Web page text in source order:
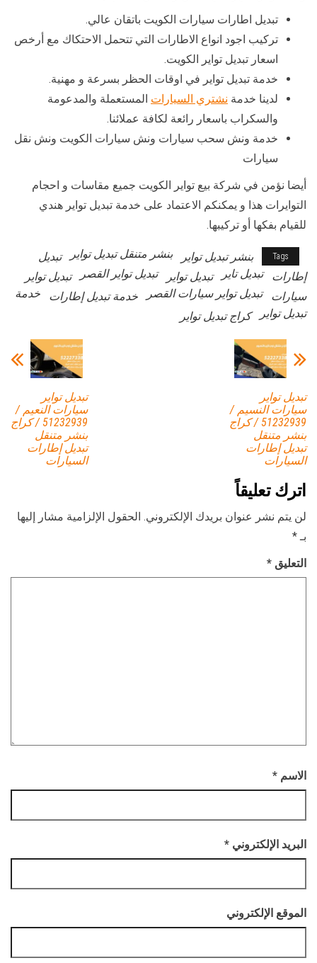
تبديل اطارات سيارات الكويت باتقان عالي.
تركيب اجود انواع الاطارات التي تتحمل الاحتكاك مع أرخص
اسعار تبديل تواير الكويت.
خدمة تبديل تواير في اوقات الحظر بسرعة و مهنية.
لدينا خدمة نشتري السيارات المستعملة والمدعومة
والسكراب باسعار رائعة لكافة عملائنا.
خدمة ونش سحب سيارات ونش سيارات الكويت ونش نقل
سيارات
أيضا نؤمن في شركة بيع تواير الكويت جميع مقاسات و احجام
التوايرات هذا و يمكنكم الاعتماد على خدمة تبديل تواير هندي
للقيام بفكها أو تركيبها.
Tags بنشر تبديل تواير بنشر متنقل تبديل تواير
تبديل
إطارات
تبديل تاير تبديل تواير تبديل تواير القصر
تبديل تواير
سيارات
تبديل تواير سيارات القصر خدمة تبديل إطارات
خدمة
تبديل تواير
كراج تبديل تواير
تبديل تواير
سيارات النعيم /
51232939‬ / كراج
بنشر متنقل
تبديل إطارات
السيارات
تبديل تواير
سيارات النسيم /
51232939‬ / كراج
بنشر متنقل
تبديل إطارات
السيارات
اترك تعليقاً
لن يتم نشر عنوان بريدك الإلكتروني. الحقول الإلزامية مشار إليها
بـ*
التعليق *
الاسم *
البريد الإلكتروني *
الموقع الإلكتروني